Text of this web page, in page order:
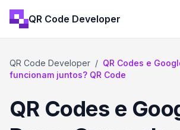
QR Code Developer
QR Code Developer / QR Codes e
funcionam juntos? QR Code
QR Codes e